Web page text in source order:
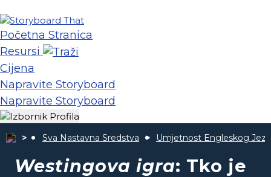
Početna Stranica
Resursi
Cijena
Napravite Storyboard
Napravite Storyboard
Sva Nastavna Sredstva Umjetnost Engleskog
Westingova igra: Tko je